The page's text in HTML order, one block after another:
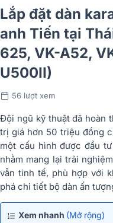
Lắp đặt dàn
anh Tiến tại
625, VK-A52,
U500II)
56 lượt xem
Đội ngũ kỹ thuật đã hoàn
trị giá hơn 50 triệu đồng
một cấu hình được đầu
nhằm mang lại trải
vẫn tinh tế, phù hợp với
phá chi tiết bộ dàn ấn
Xem nhanh (Mở rộng)